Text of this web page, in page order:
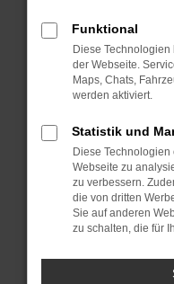
Überprüfe
Laden andere
Suchmaschine?
Manche
können das
verhindern.
anderen
Fenster?
Starte dein
Probleme zu
Funktional
Diese
der Webseite.
Maps, Chats,
werden aktiviert.
Statistik und
Diese
Webseite zu
zu verbessern.
die von dritten
Sie auf anderen
zu schalten, die für